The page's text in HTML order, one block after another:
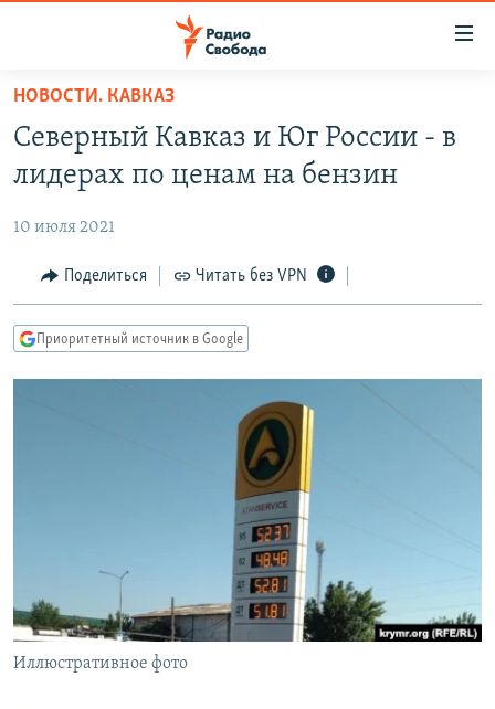
упрощенного
доступа
основному
Вернутся
главной
навигации
Вернутся
ПОДКАСТЫ
АВТОРСКИЕ ПРОЕКТЫ
ЦИТАТЫ СВОБОДЫ
МНЕНИЯ
IDEL.РЕАЛИИ
ПОДПИШИТЕСЬ НА РАССЫЛКУ
СОЦИАЛЬНЫЕ СЕТИ
НОВОСТИ. КАВКАЗ
Северный Кавказ и Юг России - в
лидерах по ценам на бензин
10 июля 2021
Поделиться Читать без VPN
Приоритетный источник в Google
Иллюстративное фото